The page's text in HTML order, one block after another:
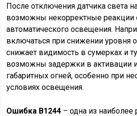
После отключения датчика света
возможны некорректные реакции
автоматического освещения.
включаться при снижении уровня
снижает видимость в сумерках и
возможны задержки в активации
габаритных огней, особенно при
условиях освещения.
Ошибка B1244 – одна из наиболее